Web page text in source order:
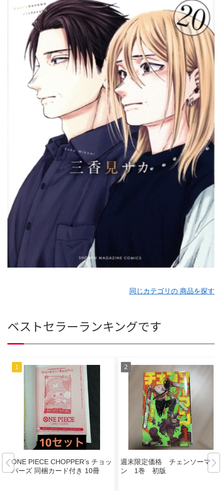
同じカテゴリの 商品を探す
ベストセラーランキングです
ONE PIECE CHOPPER’s チョッ
パーズ 同梱カード付き 10冊
週末限定価格 チェンソーマ
ン 1巻 初版